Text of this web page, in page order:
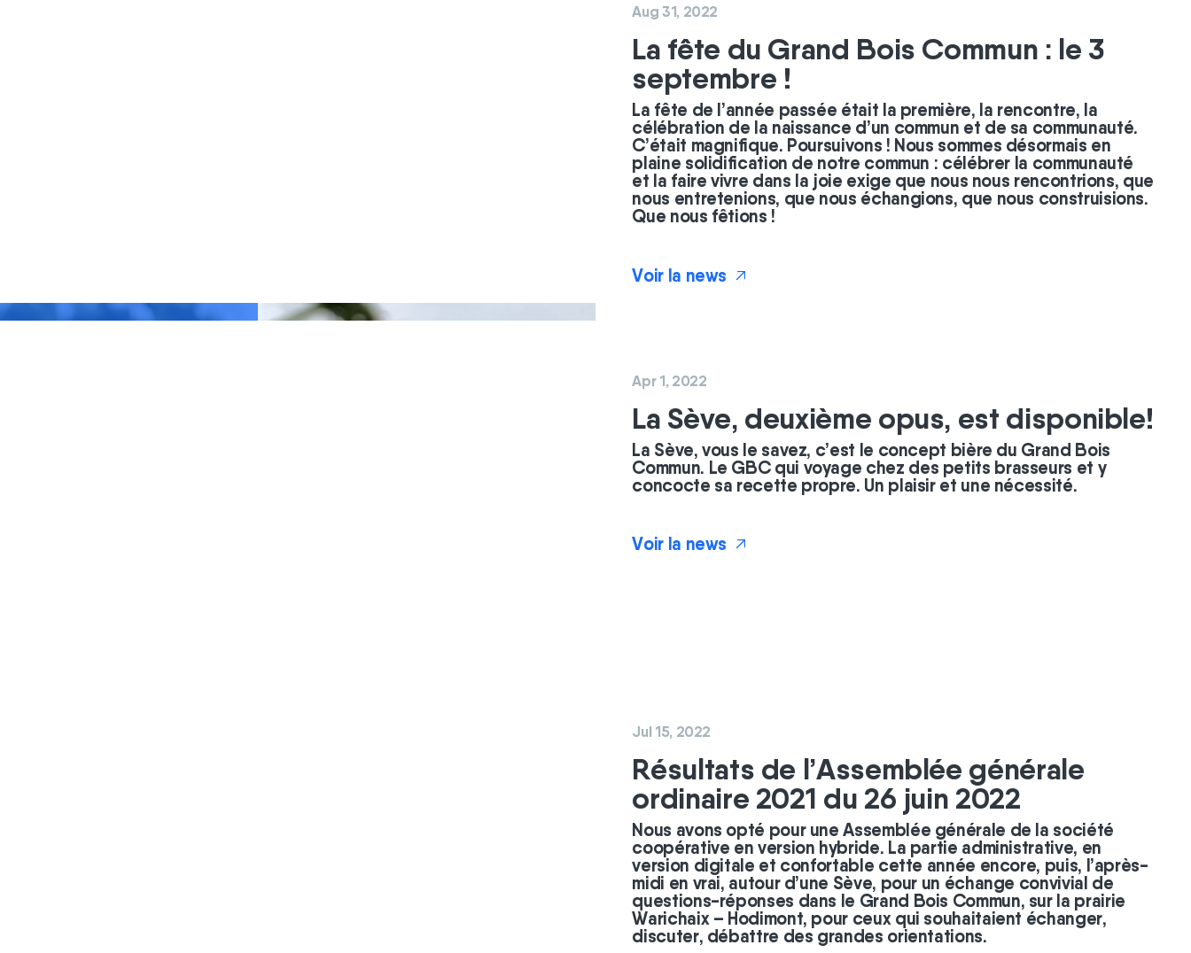
Aug 31, 2022
La fête du Grand Bois Commun : le 3
septembre !
La fête de l’année passée était la première, la rencontre, la
célébration de la naissance d’un commun et de sa communauté.
C’était magnifique. Poursuivons ! Nous sommes désormais en
plaine solidification de notre commun : célébrer la communauté
et la faire vivre dans la joie exige que nous nous rencontrions, que
nous entretenions, que nous échangions, que nous construisions.
Que nous fêtions !
Voir la news ↗
Apr 1, 2022
La Sève, deuxième opus, est disponible!
La Sève, vous le savez, c’est le concept bière du Grand Bois
Commun. Le GBC qui voyage chez des petits brasseurs et y
concocte sa recette propre. Un plaisir et une nécessité.
Voir la news ↗
Jul 15, 2022
Résultats de l’Assemblée générale
ordinaire 2021 du 26 juin 2022
Nous avons opté pour une Assemblée générale de la société
coopérative en version hybride. La partie administrative, en
version digitale et confortable cette année encore, puis, l’après-
midi en vrai, autour d’une Sève, pour un échange convivial de
questions-réponses dans le Grand Bois Commun, sur la prairie
Warichaix – Hodimont, pour ceux qui souhaitaient échanger,
discuter, débattre des grandes orientations.